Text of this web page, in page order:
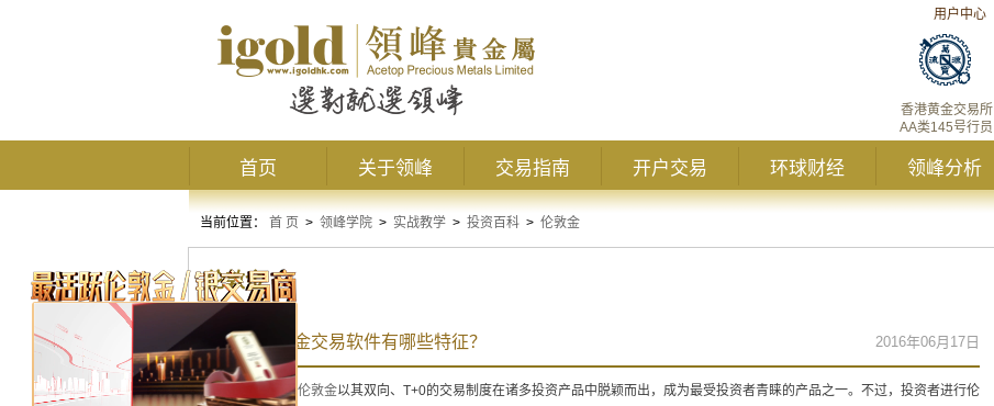
用户中心
香港黄金交易所
AA类145号行员
首页 关于领峰 交易指南 开户交易 环球财经 领峰分析
当前位置： 首 页 > 领峰学院 > 实战教学 > 投资百科 > 伦敦金
伦敦金
正规的伦敦金交易软件有哪些特征？ 2016年06月17日
在投资市场上，伦敦金以其双向、T+0的交易制度在诸多投资产品中脱颖而出，成为最受投资者青睐的产品之一。不过，投资者进行伦